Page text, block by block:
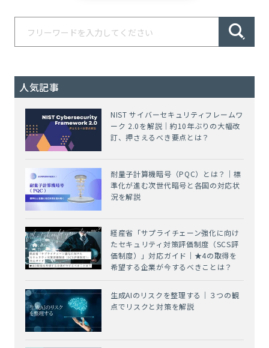
人気記事
NIST サイバーセキュリティフレームワ
ーク 2.0を解説｜約10年ぶりの大幅改
訂、押さえるべき要点とは？
耐量子計算機暗号（PQC）とは？｜標
準化が進む次世代暗号と各国の対応状
況を解説
経産省「サプライチェーン強化に向け
たセキュリティ対策評価制度（SCS評
価制度）」対応ガイド｜★4の取得を
希望する企業が今するべきことは？
生成AIのリスクを整理する｜３つの観
点でリスクと対策を解説